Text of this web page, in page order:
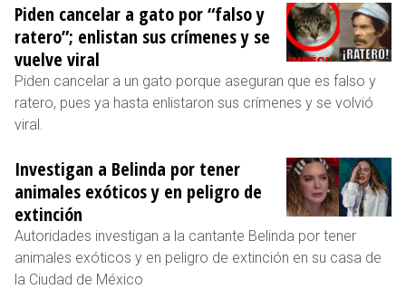
Piden cancelar a gato por “falso y
ratero”; enlistan sus crímenes y se
vuelve viral
Piden cancelar a un gato porque aseguran que es falso y
ratero, pues ya hasta enlistaron sus crímenes y se volvió
viral.
Investigan a Belinda por tener
animales exóticos y en peligro de
extinción
Autoridades investigan a la cantante Belinda por tener
animales exóticos y en peligro de extinción en su casa de
la Ciudad de México